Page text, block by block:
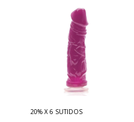
20% X 6 SUTIDOS